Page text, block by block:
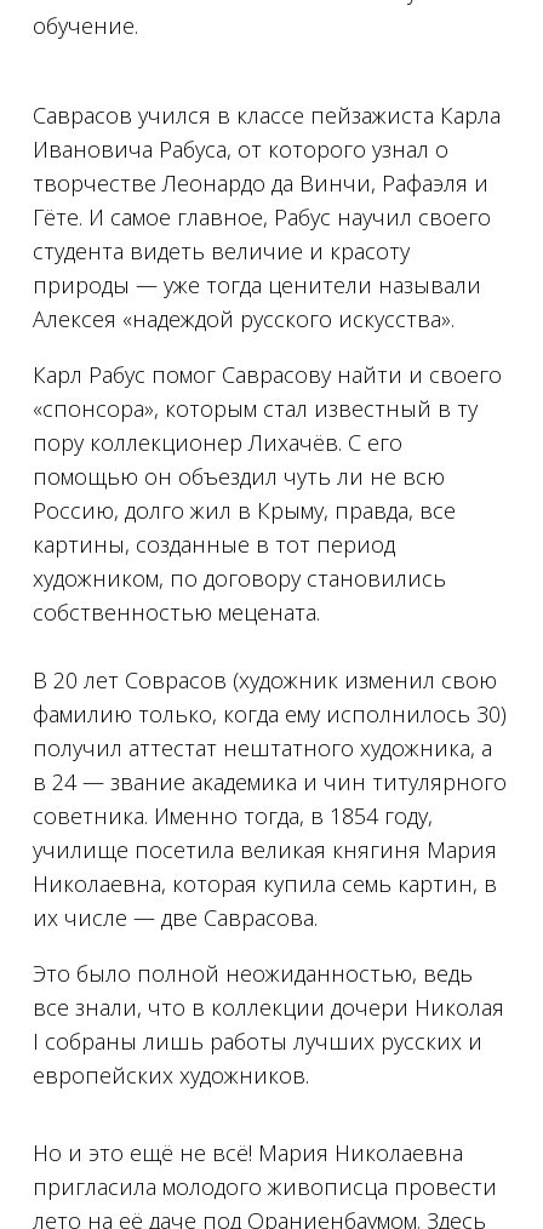
обучение.
Саврасов учился в классе пейзажиста Карла
Ивановича Рабуса, от которого узнал о
творчестве Леонардо да Винчи, Рафаэля и
Гёте. И самое главное, Рабус научил своего
студента видеть величие и красоту
природы — уже тогда ценители называли
Алексея «надеждой русского искусства».
Карл Рабус помог Саврасову найти и своего
«спонсора», которым стал известный в ту
пору коллекционер Лихачёв. С его
помощью он объездил чуть ли не всю
Россию, долго жил в Крыму, правда, все
картины, созданные в тот период
художником, по договору становились
собственностью мецената.
В 20 лет Соврасов (художник изменил свою
фамилию только, когда ему исполнилось 30)
получил аттестат нештатного художника, а
в 24 — звание академика и чин титулярного
советника. Именно тогда, в 1854 году,
училище посетила великая княгиня Мария
Николаевна, которая купила семь картин, в
их числе — две Саврасова.
Это было полной неожиданностью, ведь
все знали, что в коллекции дочери Николая
I собраны лишь работы лучших русских и
европейских художников.
Но и это ещё не всё! Мария Николаевна
пригласила молодого живописца провести
лето на её даче под Ораниенбаумом. Здесь